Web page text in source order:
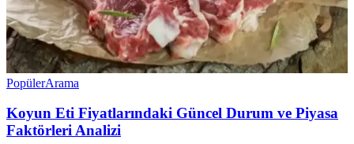
PopülerArama
Koyun Eti Fiyatlarındaki Güncel Durum ve Piyasa
Faktörleri Analizi